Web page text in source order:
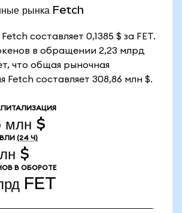
рынка Fetch
составляет 0,1385 $ за FET.
в обращении 2,23 млрд
что общая рыночная
Fetch составляет 308,86 млн $.
$
(24 Ч)
$
В ОБОРОТЕ
FET